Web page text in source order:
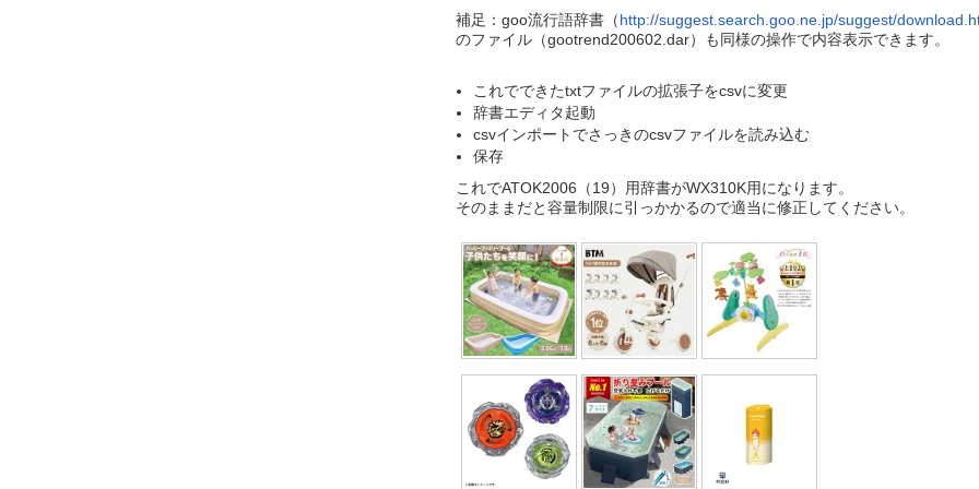
補足：goo流行語辞書（http://suggest.search.goo.ne.jp/suggest/
のファイル（gootrend200602.dar）も同様の操作で内容表示できます。
これでできたtxtファイルの拡張子をcsvに変更
辞書エディタ起動
csvインポートでさっきのcsvファイルを読み込む
保存
これでATOK2006（19）用辞書がWX310K用になります。
そのままだと容量制限に引っかかるので適当に修正してください。